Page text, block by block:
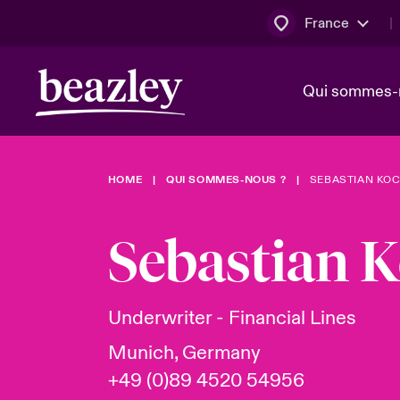
France
Qui
Qui sommes-nous ?
Conseil
Nous
Dernières Actualités
Lumière
Espace assurés
Client
HOME QUI SOMMES-NOUS ? SEBASTIAN
Sebastian
Underwriter - Financial Lines
Munich, Germany
+49 (0)89 4520 54956